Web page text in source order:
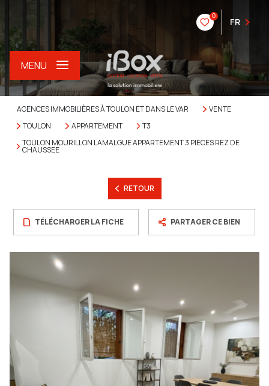
0
FR
MENU
AGENCES IMMOBILIÈRES À TOULON ET DANS LE VAR
VENTE
TOULON
APPARTEMENT
T3
TOULON MOURILLON LAMALGUE APPARTEMENT 3 PIECES REZ DE
CHAUSSEE
RETOUR
TÉLÉCHARGER LA FICHE PARTAGER CE BIEN